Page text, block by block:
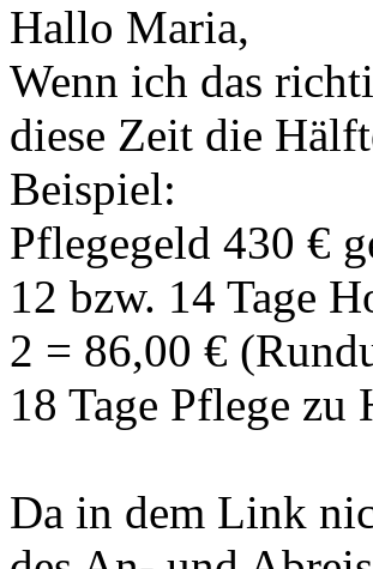
Hallo Maria,
Wenn ich das
diese Zeit die
Beispiel:
Pflegegeld 430 €
12 bzw. 14 Tage
2 = 86,00 €
18 Tage Pflege
Da in dem Link